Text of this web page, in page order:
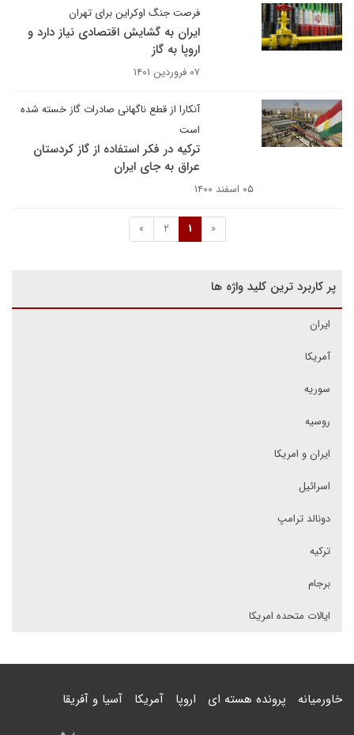
فرصت جنگ اوکراین برای تهران
ایران به گشایش اقتصادی نیاز دارد و
اروپا به گاز
۰۷ فروردین ۱۴۰۱
آنکارا از قطع ناگهانی صادرات گاز خسته شده
است
ترکیه در فکر استفاده از گاز کردستان
عراق به جای ایران
۰۵ اسفند ۱۴۰۰
«
1
2
»
پر کاربرد ترین کلید واژه ها
ایران
آمریکا
سوریه
روسیه
ایران و امریکا
اسرائیل
دونالد ترامپ
ترکیه
برجام
ایالات متحده امریکا
خاورمیانه پرونده هسته ای اروپا آمریکا آسیا و آفریقا